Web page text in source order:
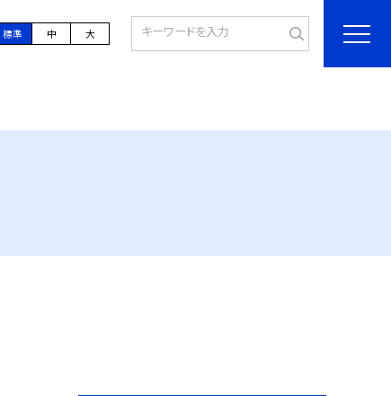
標準 中 大